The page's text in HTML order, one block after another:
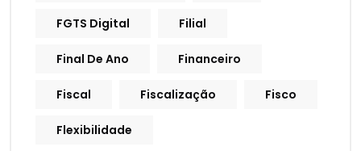
FGTS Digital Filial
Final De Ano Financeiro
Fiscal Fiscalização Fisco
Flexibilidade